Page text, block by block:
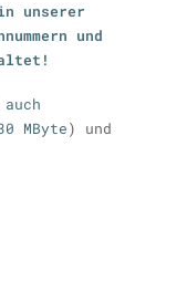
unserer
und
MByte) und